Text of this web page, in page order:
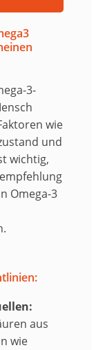
3-
wie
und
wichtig,
Omega-3
aus
wie